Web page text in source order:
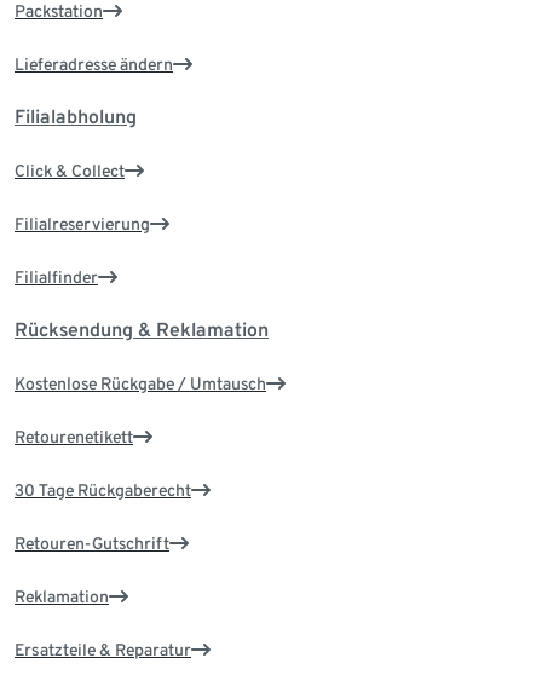
Packstation
Lieferadresse ändern
Filialabholung
Click & Collect
Filialreservierung
Filialfinder
Rücksendung & Reklamation
Kostenlose Rückgabe / Umtausch
Retourenetikett
30 Tage Rückgaberecht
Retouren-Gutschrift
Reklamation
Ersatzteile & Reparatur